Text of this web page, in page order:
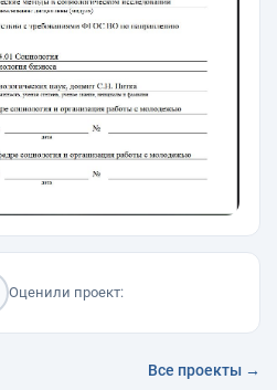
Оценили проект:
Все проекты →